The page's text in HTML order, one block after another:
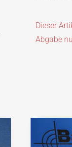
Dieser
Abgabe